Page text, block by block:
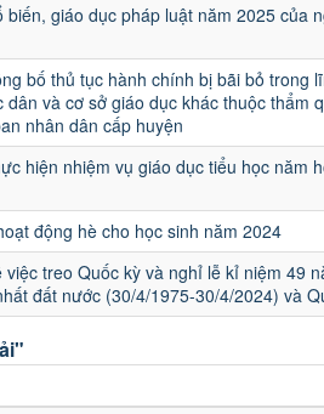
biến, giáo dục pháp luật năm 2025 của
bố thủ tục hành chính bị bãi bỏ trong
dân và cơ sở giáo dục khác thuộc thẩm
nhân dân cấp huyện
hiện nhiệm vụ giáo dục tiểu học năm
động hè cho học sinh năm 2024
việc treo Quốc kỳ và nghỉ lễ kỉ niệm 49
đất nước (30/4/1975-30/4/2024) và